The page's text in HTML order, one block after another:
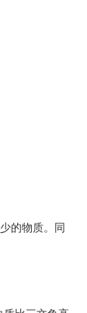
的物质。同